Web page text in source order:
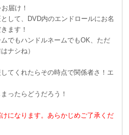
届け！
して、DVD内のエンドロールにお名
ます！
ムでもハンドルネームでもOK、ただ
ナシね）
てくれたらその時点で関係者さ！エ
ったらどうだろう！
になります。あらかじめご了承くだ